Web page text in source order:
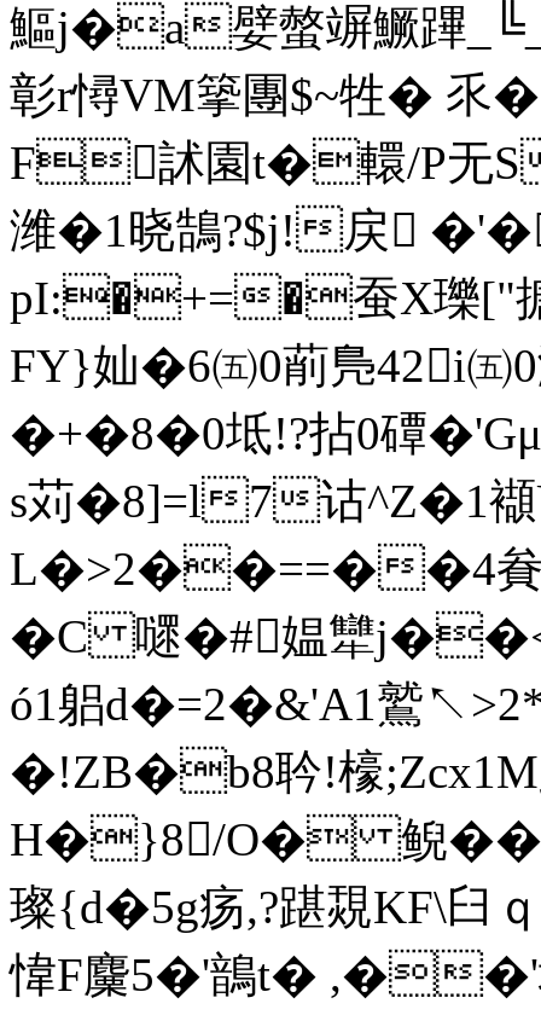
鰸j�a嬖螫竮鱖蹕
彰r憳VM篫團$~牲� 乑
F訹園t�轘/P无S
潍�1晓鵠?$j!戻
pI:�+=�蚕X瓅["搪
FY}奾�6㈤0萷鳬42i
�+�8�0坻!?拈0磹
s苅�8]=l7诂^Z�1襭
L�>2��==��4貵&
�C 嚃�#媪犫
ó1躳d�=2�&'A1鷲↖>2*
�!ZB�b8耹!檺
H�}8/O� 鲵��G
璨{d�5g疡,?踸覝KF\臼
愇F麜5�'鶕t� ,�